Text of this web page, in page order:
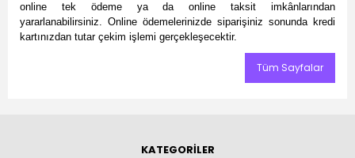
online tek ödeme ya da online taksit imkânlarından
yararlanabilirsiniz. Online ödemelerinizde siparişiniz sonunda kredi
kartınızdan tutar çekim işlemi gerçekleşecektir.
Tüm Sayfalar
KATEGORİLER